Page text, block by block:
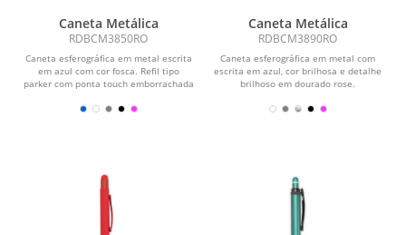
Caneta Metálica
RDBCM3850RO
Caneta esferográfica em metal escrita
em azul com cor fosca. Refil tipo
parker com ponta touch emborrachada
Caneta Metálica
RDBCM3890RO
Caneta esferográfica em metal com
escrita em azul, cor brilhosa e detalhe
brilhoso em dourado rose.